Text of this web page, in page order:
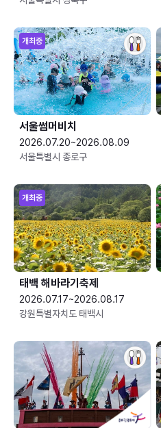
개최중
서울썸머비치
2026.07.20~2026.08.09
서울특별시 종로구
개최중
태백 해바라기축제
2026.07.17~2026.08.17
강원특별자치도 태백시